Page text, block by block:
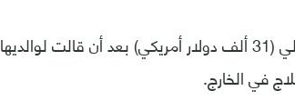
وحصلت هانا ديكنسون، 24 عاما، على 42 ألف دولار استرالي (31 ألف دولار أمريكي) بعد أن قالت لوالديها
في الخارج.